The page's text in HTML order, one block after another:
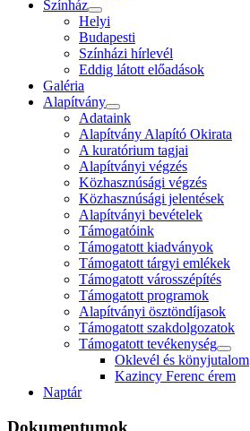
Színház
Helyi
Budapesti
Színházi hírlevél
Eddig látott előadások
Galéria
Alapítvány
Adataink
Alapítvány Alapító Okirata
A kuratórium tagjai
Alapítványi végzés
Közhasznúsági végzés
Közhasznúsági jelentések
Alapítványi bevételek
Támogatóink
Támogatott kiadványok
Támogatott tárgyi emlékek
Támogatott városszépítés
Támogatott programok
Alapítványi ösztöndíjasok
Támogatott szakdolgozatok
Támogatott tevékenység
Oklevél és könyjutalom
Kazincy Ferenc érem
Naptár
Dokumentumok